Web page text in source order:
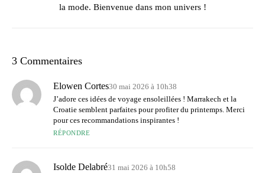
la mode. Bienvenue dans mon univers !
3 Commentaires
Elowen Cortes30 mai 2026 à 10h38
J’adore ces idées de voyage ensoleillées ! Marrakech et la
Croatie semblent parfaites pour profiter du printemps. Merci
pour ces recommandations inspirantes !
RÉPONDRE
Isolde Delabré31 mai 2026 à 10h58